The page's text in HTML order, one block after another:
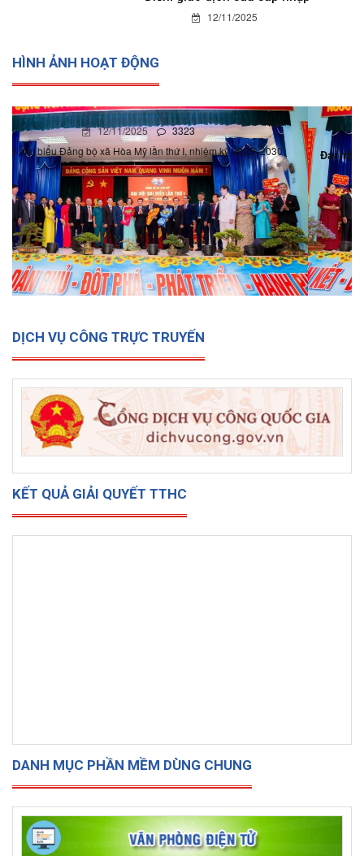
12/11/2025
HÌNH ẢNH HOẠT ĐỘNG
12/11/2025 0
Đại hội đại biểu Đảng bộ xã Hòa Mỹ lần thứ I, nhiệm kỳ 2025-
2030
DỊCH VỤ CÔNG TRỰC TRUYẾN
KẾT QUẢ GIẢI QUYẾT TTHC
DANH MỤC PHẦN MỀM DÙNG CHUNG